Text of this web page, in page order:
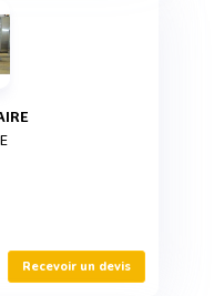
Recevoir un devis